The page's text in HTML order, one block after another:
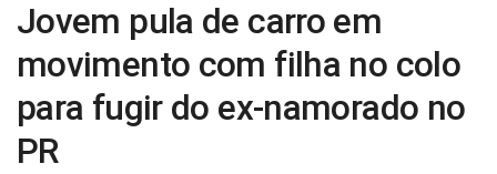
Jovem pula de carro em
movimento com filha no colo
para fugir do ex-namorado no
PR